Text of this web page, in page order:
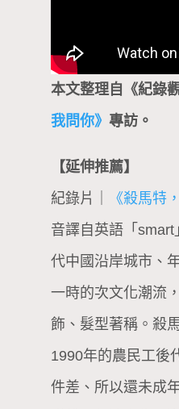
本文整理自《紀錄
我問你》 專訪。
【延伸推薦】
紀錄片｜
《殺馬特
音譯自英語「
代中國沿岸城市、
一時的次文化潮流
飾、髮型著稱。殺
1990年的農民工後
件差、所以還未成